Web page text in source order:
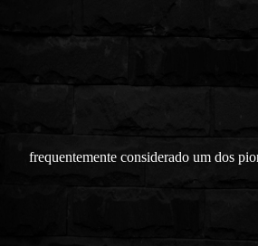
frequentemente considerado um dos